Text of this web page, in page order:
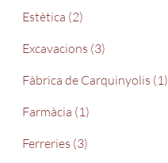
Estètica (2)
Excavacions (3)
Fàbrica de Carquinyolis (1)
Farmàcia (1)
Ferreries (3)